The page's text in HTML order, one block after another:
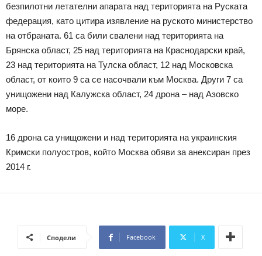
безпилотни летателни апарата над територията на Руската
федерация, като цитира изявление на руското министерство
на отбраната. 61 са били свалени над територията на
Брянска област, 25 над територията на Краснодарски край,
23 над територията на Тулска област, 12 над Московска
област, от които 9 са се насочвали към Москва. Други 7 са
унищожени над Калужска област, 24 дрона – над Азовско
море.
16 дрона са унищожени и над територията на украинския
Кримски полуостров, който Москва обяви за анексиран през
2014 г.
Сподели Facebook X